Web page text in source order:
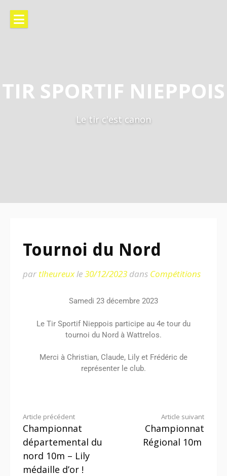
TIR SPORTIF NIEPPOIS
Le tir c'est canon
Tournoi du Nord
par tlheureuxle30/12/2023 dans Compétitions
Samedi 23 décembre 2023
Le Tir Sportif Nieppois participe au 4e tour du
tournoi du Nord à Wattrelos.
Merci à Christian, Claude, Lily et Frédéric de
représenter le club.
Article précédent
Championnat
départemental du
nord 10m – Lily
médaille d’or !
Article suivant
Championnat
Régional 10m